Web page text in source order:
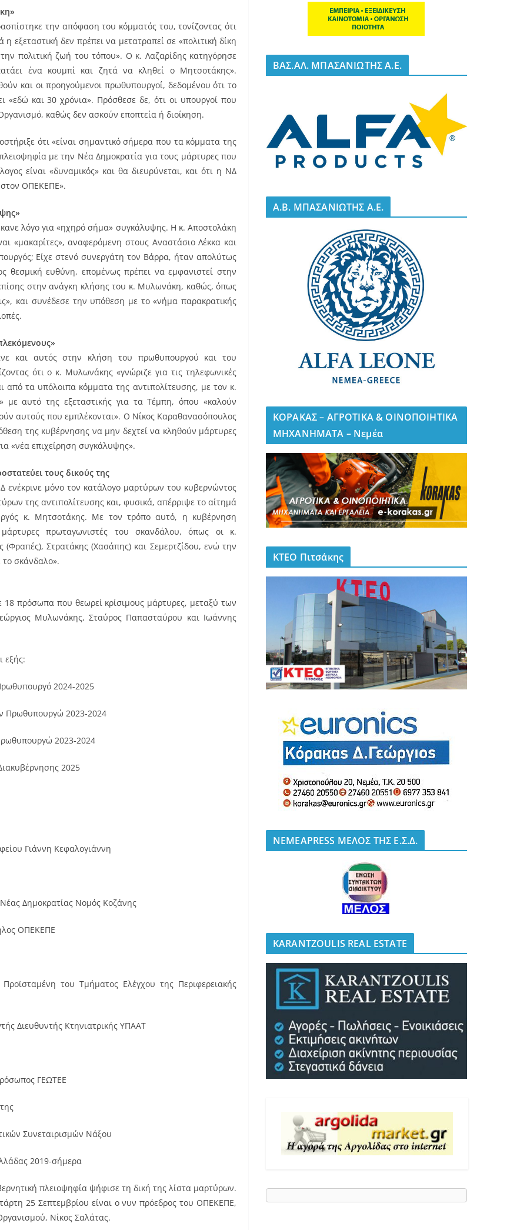
την απόφαση του κόμματός του, τονίζοντας ότι
εξεταστική δεν πρέπει να μετατραπεί σε «πολιτική δίκη
πολιτική ζωή του τόπου». Ο κ. Λαζαρίδης κατηγόρησε
ένα κουμπί και ζητά να κληθεί ο Μητσοτάκης».
και οι προηγούμενοι πρωθυπουργοί, δεδομένου ότι το
«εδώ και 30 χρόνια». Πρόσθεσε δε, ότι οι υπουργοί που
καθώς δεν ασκούν εποπτεία ή διοίκηση.
ότι «είναι σημαντικό σήμερα που τα κόμματα της
με την Νέα Δημοκρατία για τους μάρτυρες που
είναι «δυναμικός» και θα διευρύνεται, και ότι η ΝΔ
στον ΟΠΕΚΕΠΕ».
λόγο για «ηχηρό σήμα» συγκάλυψης. Η κ. Αποστολάκη
«μακαρίτες», αναφερόμενη στους Αναστάσιο Λέκκα και
Είχε στενό συνεργάτη τον Βάρρα, ήταν απολύτως
θεσμική ευθύνη, επομένως πρέπει να εμφανιστεί στην
στην ανάγκη κλήσης του κ. Μυλωνάκη, καθώς, όπως
και συνέδεσε την υπόθεση με το «νήμα παρακρατικής
και αυτός στην κλήση του πρωθυπουργού και του
ότι ο κ. Μυλωνάκης «γνώριζε για τις τηλεφωνικές
από τα υπόλοιπα κόμματα της αντιπολίτευσης, με τον κ.
με αυτό της εξεταστικής για τα Τέμπη, όπου «καλούν
αυτούς που εμπλέκονται». Ο Νίκος Καραθανασόπουλος
της κυβέρνησης να μην δεχτεί να κληθούν μάρτυρες
«νέα επιχείρηση συγκάλυψης».
τους δικούς της
μόνο τον κατάλογο μαρτύρων του κυβερνώντος
της αντιπολίτευσης και, φυσικά, απέρριψε το αίτημά
κ. Μητσοτάκης. Με τον τρόπο αυτό, η κυβέρνηση
πρωταγωνιστές του σκανδάλου, όπως οι κ.
Στρατάκης (Χασάπης) και Σεμερτζίδου, ενώ την
σκάνδαλο».
πρόσωπα που θεωρεί κρίσιμους μάρτυρες, μεταξύ των
Μυλωνάκης, Σταύρος Παπασταύρου και Ιωάννης
εξής:
2024-2025
Πρωθυπουργώ 2023-2024
2023-2024
2025
Γιάννη Κεφαλογιάννη
Δημοκρατίας Νομός Κοζάνης
ΟΠΕΚΕΠΕ
του Τμήματος Ελέγχου της Περιφερειακής
Διευθυντής Κτηνιατρικής ΥΠΑΑΤ
ΓΕΩΤΕΕ
Συνεταιρισμών Νάξου
2019-σήμερα
πλειοψηφία ψήφισε τη δική της λίστα μαρτύρων.
25 Σεπτεμβρίου είναι ο νυν πρόεδρος του ΟΠΕΚΕΠΕ,
Νίκος Σαλάτας.
BΑΣ.ΑΛ. ΜΠΑΣΑΝΙΩΤΗΣ Α.Ε.
A.B. ΜΠΑΣΑΝΙΩΤΗΣ Α.Ε.
ΚΟΡΑΚΑΣ – ΑΓΡΟΤΙΚΑ & ΟΙΝΟΠΟΙΗΤΙΚΑ
ΜΗΧΑΝΗΜΑΤΑ – Νεμέα
ΚΤΕΟ Πιτσάκης
NEMEAPRESS ΜΕΛΟΣ ΤΗΣ Ε.Σ.Δ.
KARANTZOULIS REAL ESTATE